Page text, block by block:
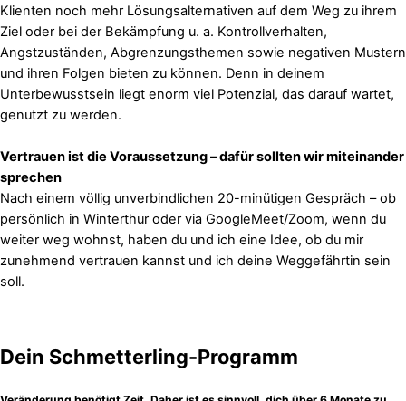
Klienten noch mehr Lösungsalternativen auf dem Weg zu ihrem
Ziel oder bei der Bekämpfung u. a. Kontrollverhalten,
Angstzuständen, Abgrenzungsthemen sowie negativen Mustern
und ihren Folgen bieten zu können. Denn in deinem
Unterbewusstsein liegt enorm viel Potenzial, das darauf wartet,
genutzt zu werden.
Vertrauen ist die Voraussetzung – dafür sollten wir miteinander
sprechen
Nach einem völlig unverbindlichen 20-minütigen Gespräch – ob
persönlich in Winterthur oder via GoogleMeet/Zoom, wenn du
weiter weg wohnst, haben du und ich eine Idee, ob du mir
zunehmend vertrauen kannst und ich deine Weggefährtin sein
soll.
Dein Schmetterling-Programm